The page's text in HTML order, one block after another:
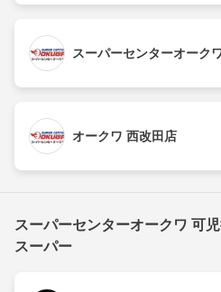
スーパーセンターオーク
オークワ 西改田店
スーパーセンターオークワ 可
スーパー